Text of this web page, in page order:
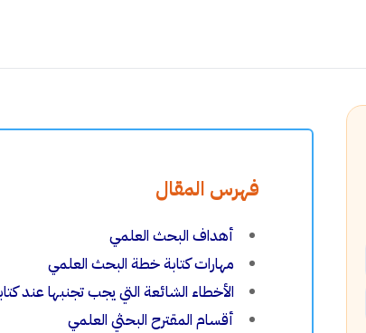
فهرس المقال
أهداف البحث العلمي
مهارات كتابة خطة البحث العلمي
الأخطاء الشائعة التي يجب تجنبها عند
أقسام المقترح البحثي العلمي